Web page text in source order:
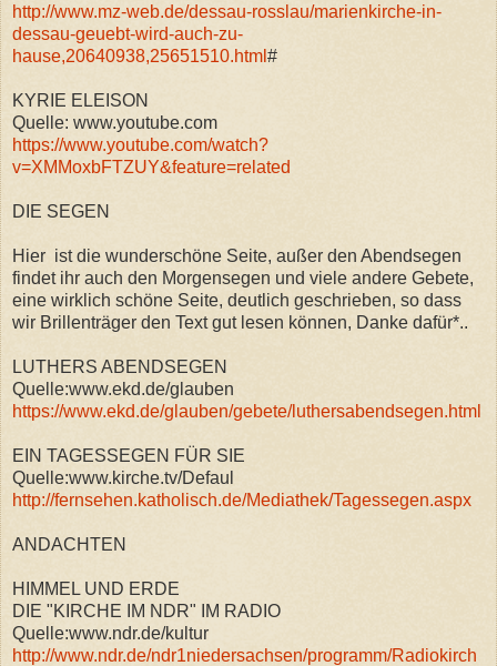
http://www.mz-web.de/dessau-rosslau/marienkirche-in-
dessau-geuebt-wird-auch-zu-
hause,20640938,25651510.html #
KYRIE ELEISON
Quelle: www.youtube.com
https://www.youtube.com/watch?
v=XMMoxbFTZUY&feature=related
DIE SEGEN
Hier ist die wunderschöne Seite, außer den Abendsegen
findet ihr auch den Morgensegen und viele andere Gebete,
eine wirklich schöne Seite, deutlich geschrieben, so dass
wir Brillenträger den Text gut lesen können, Danke dafür*..
LUTHERS ABENDSEGEN
Quelle:www.ekd.de/glauben
https://www.ekd.de/glauben/gebete/luthersabendsegen.html
EIN TAGESSEGEN FÜR SIE
Quelle:www.kirche.tv/Defaul
http://fernsehen.katholisch.de/Mediathek/Tagessegen.aspx
ANDACHTEN
HIMMEL UND ERDE
DIE "KIRCHE IM NDR" IM RADIO
Quelle:www.ndr.de/kultur
http://www.ndr.de/ndr1niedersachsen/programm/Radiokirch